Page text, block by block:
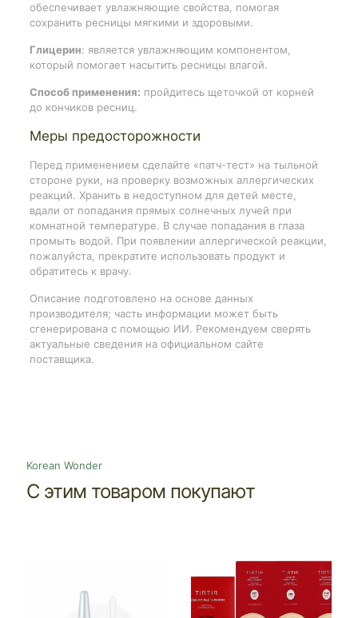
обеспечивает увлажняющие свойства, помогая
сохранить ресницы мягкими и здоровыми.
Глицерин: является увлажняющим компонентом,
который помогает насытить ресницы влагой.
Способ применения: пройдитесь щеточкой от корней
до кончиков ресниц.
Меры предосторожности
Перед применением сделайте «патч-тест» на тыльной
стороне руки, на проверку возможных аллергических
реакций. Хранить в недоступном для детей месте,
вдали от попадания прямых солнечных лучей при
комнатной температуре. В случае попадания в глаза
промыть водой. При появлении аллергической реакции,
пожалуйста, прекратите использовать продукт и
обратитесь к врачу.
Описание подготовлено на основе данных
производителя; часть информации может быть
сгенерирована с помощью ИИ. Рекомендуем сверять
актуальные сведения на официальном сайте
поставщика.
Korean Wonder
С этим товаром покупают